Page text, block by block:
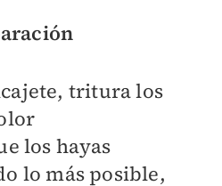
tritura los
los hayas
lo más posible,